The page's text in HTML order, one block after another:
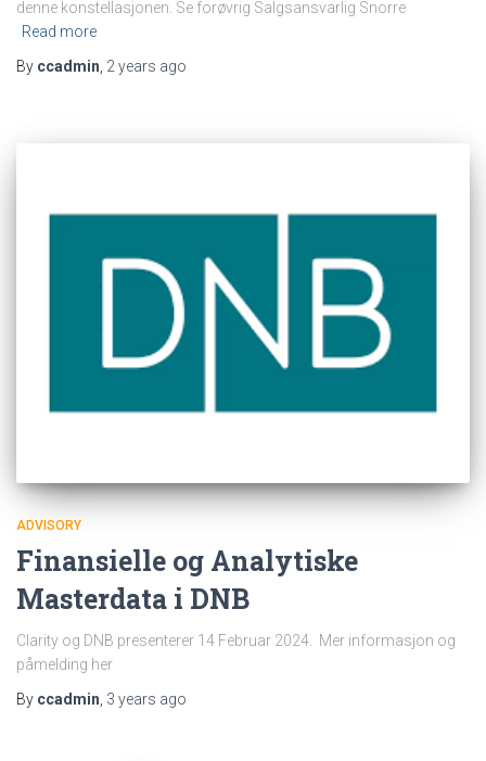
denne konstellasjonen. Se forøvrig Salgsansvarlig Snorre
Read more
By ccadmin 2 years ago
ADVISORY
Finansielle og Analytiske
Masterdata i DNB
Clarity og DNB presenterer 14 Februar 2024. Mer informasjon og
påmelding her
By ccadmin 3 years ago